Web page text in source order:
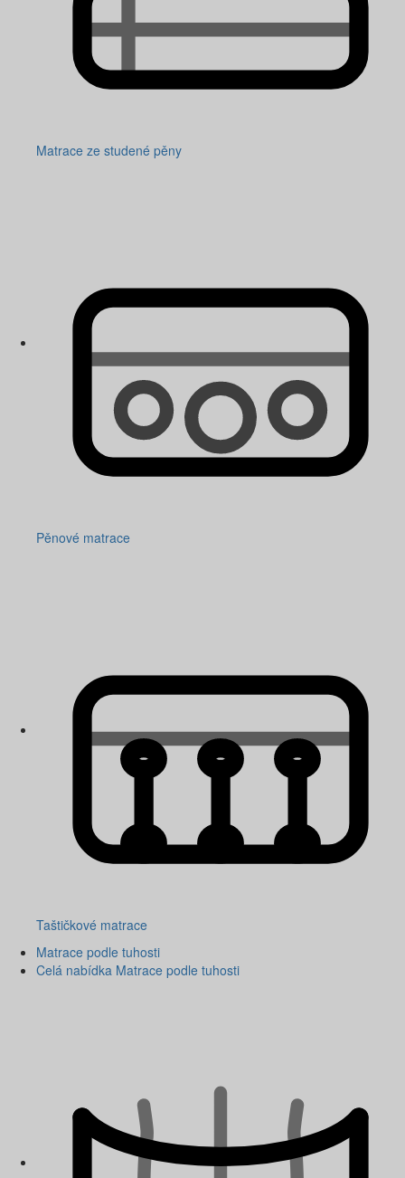
Matrace ze studené pěny
Pěnové matrace
Taštičkové matrace
Matrace podle tuhosti
Celá nabídka Matrace podle tuhosti